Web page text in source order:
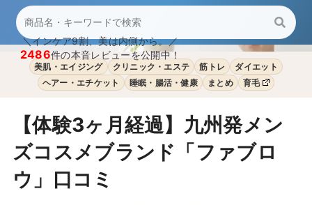
＼インケア9割、美は内側から。／
2486件の本音レビューを公開中！
美肌・エイジング クリニック・エステ 筋トレ
ダイエット
ヘアー・エチケット
睡眠・腸活・健康 まとめ 育毛
【体験3ヶ月経過】九州発メン
ズコスメブランド「ファブロ
ウ」口コミ